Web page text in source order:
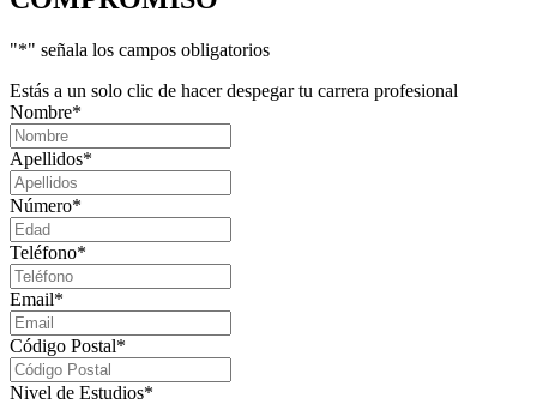
"*" señala los campos obligatorios
Estás a un solo clic de hacer despegar tu carrera profesional
Nombre*
Apellidos*
Número*
Teléfono*
Email*
Código Postal*
Nivel de Estudios*